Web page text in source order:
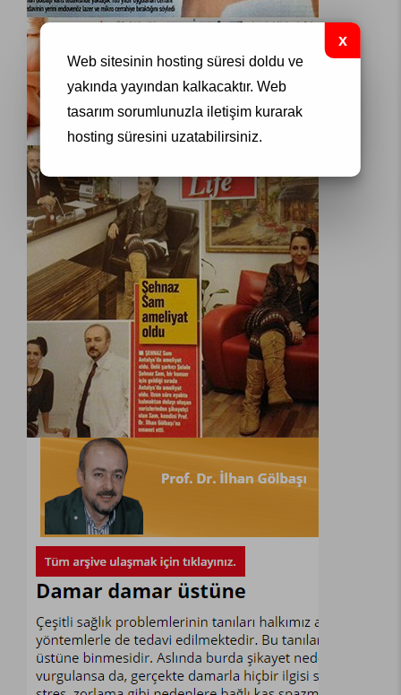
Web sitesinin hosting süresi doldu ve
yakında yayından kalkacaktır. Web
tasarımsorumlunuzla iletişim kurarak
hosting süresini uzatabilirsiniz.